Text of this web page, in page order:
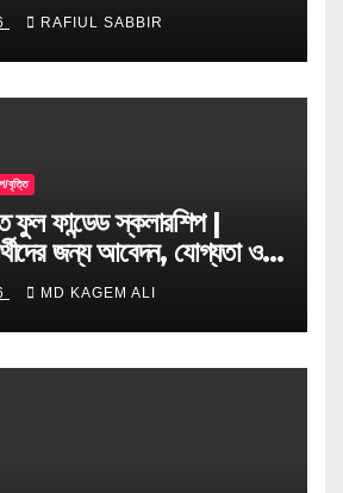
RAFIUL SABBIR
বৃত্তি
ফান্ডেড স্কলারশিপ |
জন্য আবেদন, যোগ্যতা ও
MD KAGEM ALI